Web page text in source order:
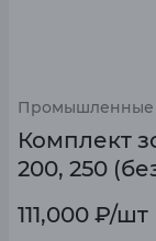
Промышленные
Комплект
200, 250
111,000 ₽/шт